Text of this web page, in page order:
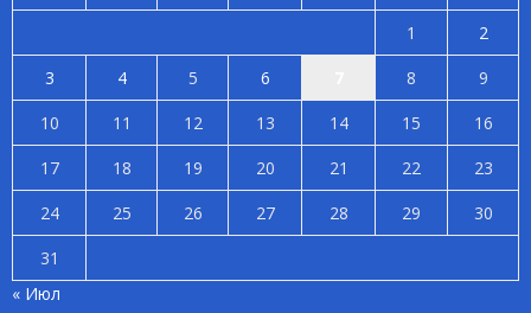
1
2
3
4 5 6 8
9
10
11 12 13 14 15
16
17
18 19 20 21 22
23
24
25 26 27 28 29
30
31
« Июл